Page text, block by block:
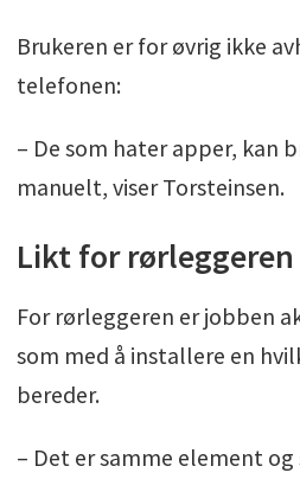
Brukeren er for øvrig ikke
telefonen:
– De som hater apper, kan
manuelt, viser Torsteinsen.
Likt for rørleggeren
For rørleggeren er jobben
som med å installere en
bereder.
– Det er samme element